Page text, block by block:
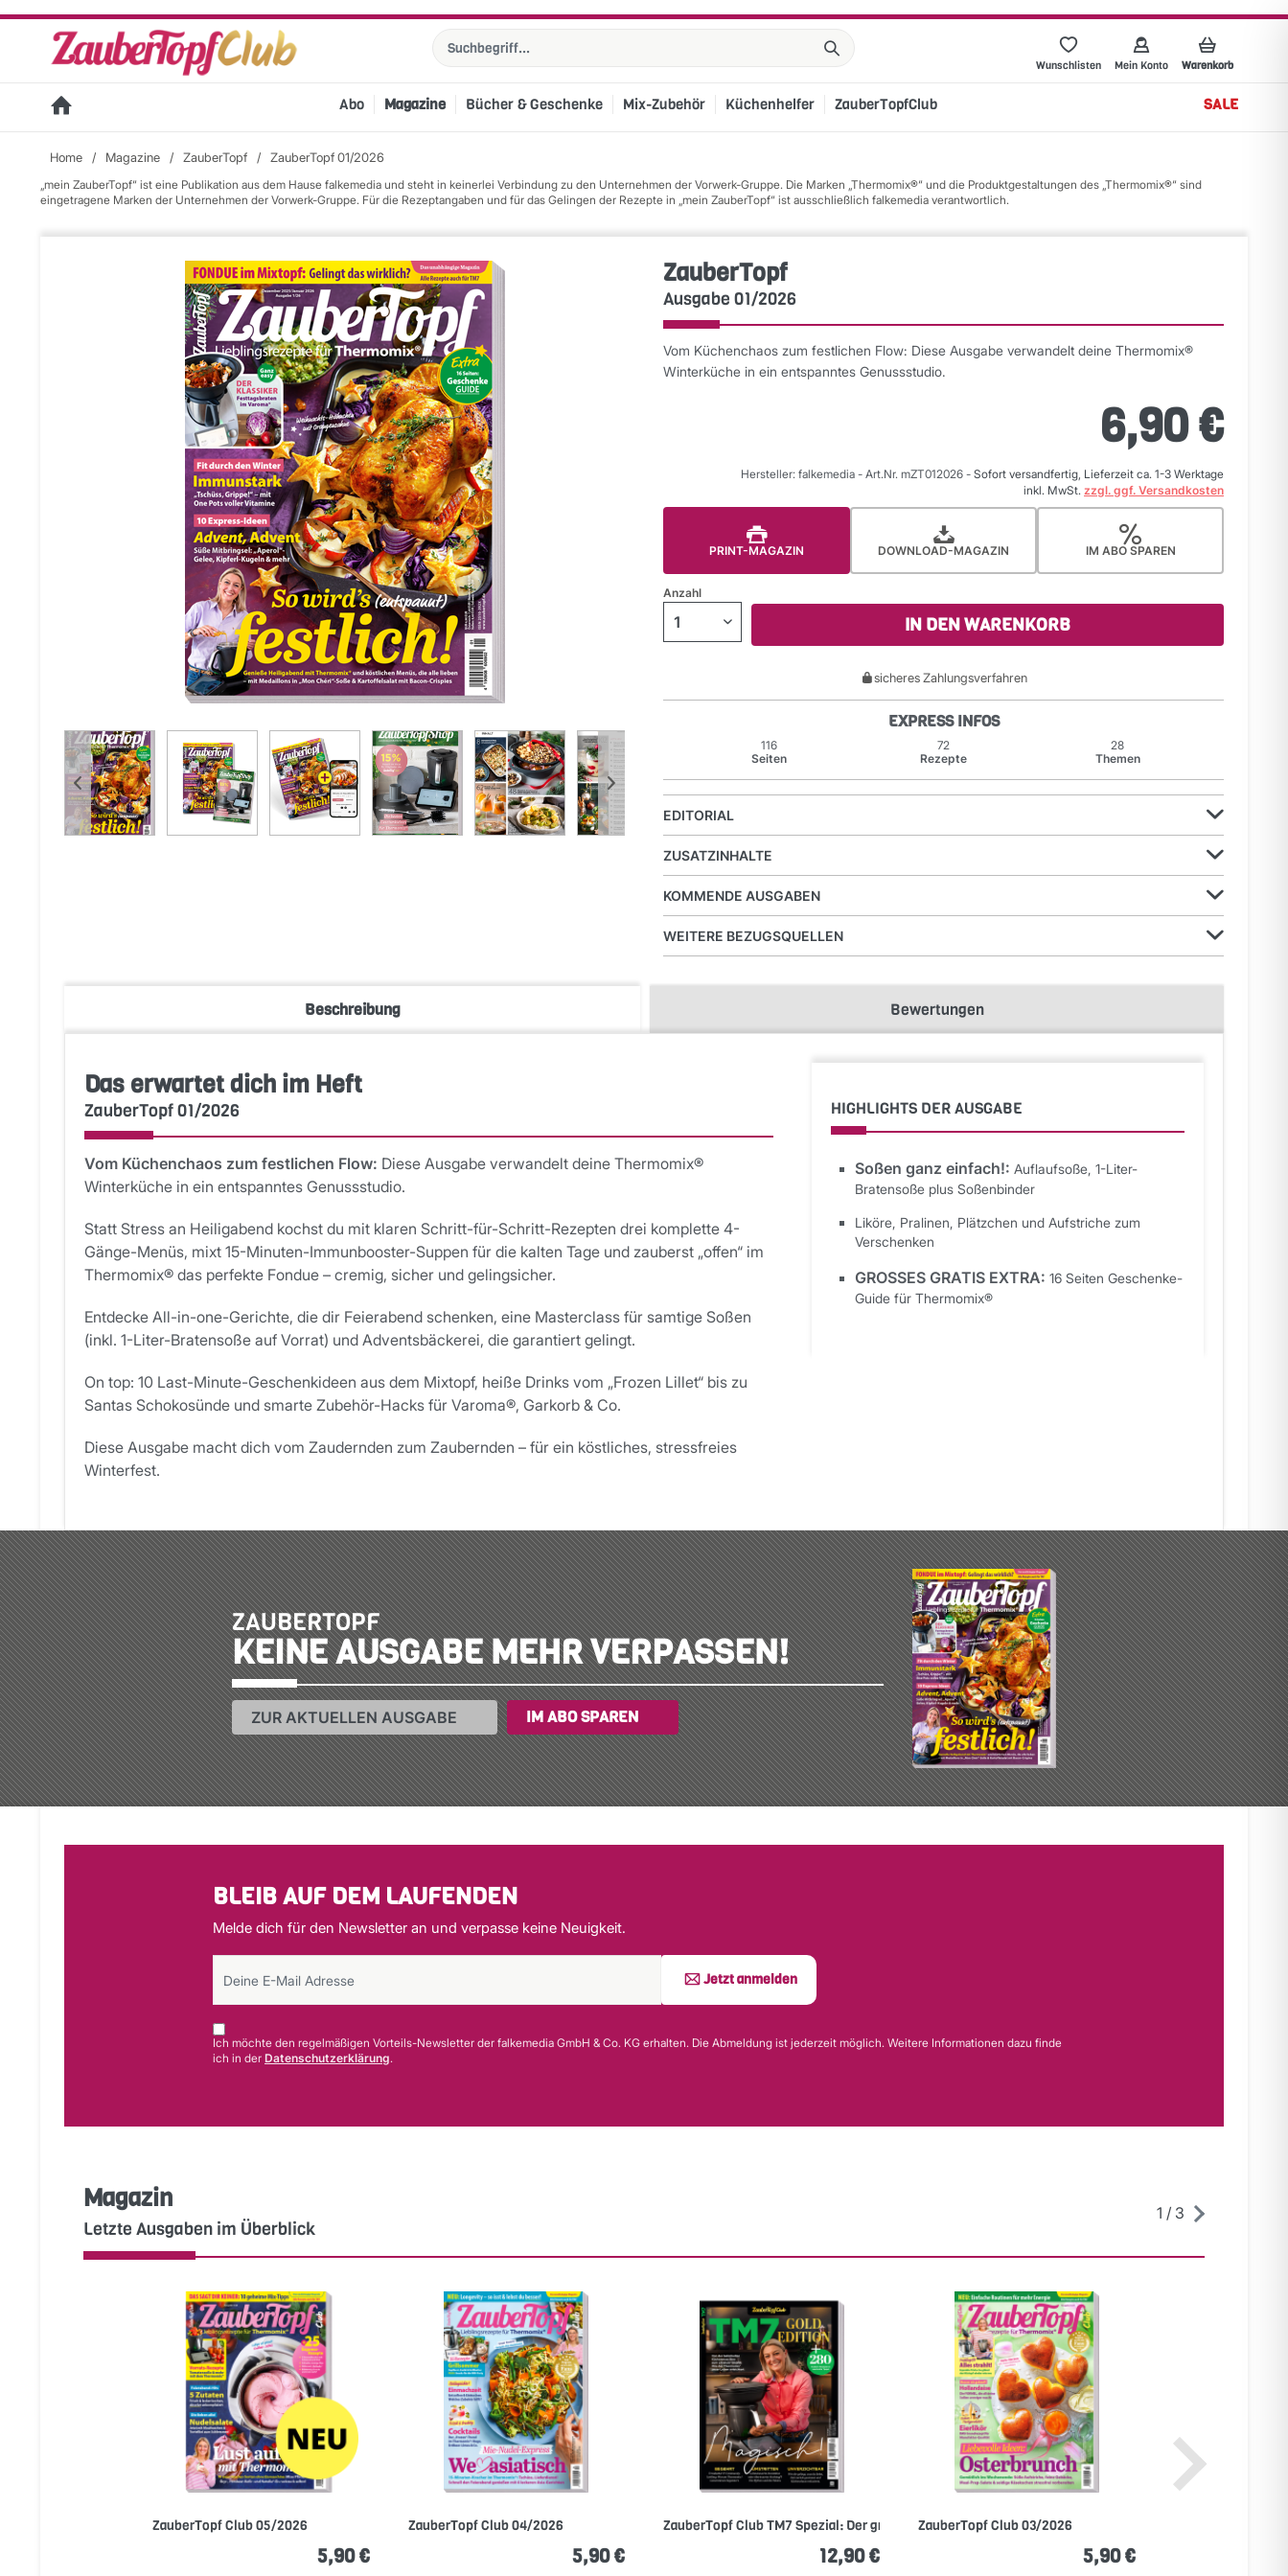
Wunschlisten Mein Konto Warenkorb
Abo Magazine Bücher & Geschenke Mix-Zubehör Küchenhelfer ZauberTopfClub SALE
Home / Magazine / ZauberTopf / ZauberTopf 01/2026
„mein ZauberTopf“ ist eine Publikation aus dem Hause falkemedia und steht in keinerlei Verbindung zu den Unternehmen der Vorwerk-Gruppe. Die Marken „Thermomix®“ und die Produktgestaltungen des „Thermomix®“ sind
eingetragene Marken der Unternehmen der Vorwerk-Gruppe. Für die Rezeptangaben und für das Gelingen der Rezepte in „mein ZauberTopf“ ist ausschließlich falkemedia verantwortlich.
ZauberTopf
Ausgabe 01/2026
Vom Küchenchaos zum festlichen Flow: Diese Ausgabe verwandelt deine Thermomix®
Winterküche in ein entspanntes Genussstudio.
6,90 €
Hersteller: falkemedia - Art.Nr. mZT012026 - Sofort versandfertig, Lieferzeit ca. 1-3 Werktage
inkl. MwSt. zzgl. ggf. Versandkosten
PRINT-MAGAZIN DOWNLOAD-MAGAZIN IM ABO SPAREN
Anzahl
IN DEN WARENKORB
sicheres Zahlungsverfahren
EXPRESS INFOS
116
Seiten
72
Rezepte
28
Themen
EDITORIAL
ZUSATZINHALTE
KOMMENDE AUSGABEN
WEITERE BEZUGSQUELLEN
Beschreibung Bewertungen
Das erwartet dich im Heft
ZauberTopf 01/2026
Vom Küchenchaos zum festlichen Flow: Diese Ausgabe verwandelt deine Thermomix®
Winterküche in ein entspanntes Genussstudio.
Statt Stress an Heiligabend kochst du mit klaren Schritt-für-Schritt-Rezepten drei komplette 4-
Gänge-Menüs, mixt 15-Minuten-Immunbooster-Suppen für die kalten Tage und zauberst „offen“ im
Thermomix® das perfekte Fondue – cremig, sicher und gelingsicher.
Entdecke All-in-one-Gerichte, die dir Feierabend schenken, eine Masterclass für samtige Soßen
(inkl. 1-Liter-Bratensoße auf Vorrat) und Adventsbäckerei, die garantiert gelingt.
On top: 10 Last-Minute-Geschenkideen aus dem Mixtopf, heiße Drinks vom „Frozen Lillet“ bis zu
Santas Schokosünde und smarte Zubehör-Hacks für Varoma®, Garkorb & Co.
Diese Ausgabe macht dich vom Zaudernden zum Zaubernden – für ein köstliches, stressfreies
Winterfest.
HIGHLIGHTS DER AUSGABE
Soßen ganz einfach!: Auflaufsoße, 1-Liter-
Bratensoße plus Soßenbinder
Liköre, Pralinen, Plätzchen und Aufstriche zum
Verschenken
GROSSES GRATIS EXTRA: 16 Seiten Geschenke-
Guide für Thermomix®
ZAUBERTOPF
KEINE AUSGABE MEHR VERPASSEN!
ZUR AKTUELLEN AUSGABE IM ABO SPAREN
BLEIB AUF DEM LAUFENDEN
Melde dich für den Newsletter an und verpasse keine Neuigkeit.
Jetzt anmelden
Ich möchte den regelmäßigen Vorteils-Newsletter der falkemedia GmbH & Co. KG erhalten. Die Abmeldung ist jederzeit möglich. Weitere Informationen dazu finde
ich in der Datenschutzerklärung.
Magazin
Letzte Ausgaben im Überblick
1 / 3
ZauberTopf Club 05/2026
5,90 €
ZauberTopf Club 04/2026
5,90 €
ZauberTopf Club TM7 Spezial: Der große...
12,90 €
ZauberTopf Club 03/2026
5,90 €